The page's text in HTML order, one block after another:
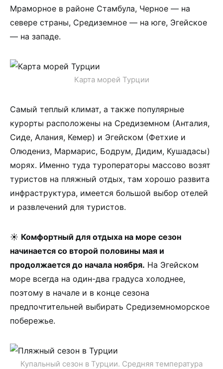
Мраморное в районе Стамбула, Черное — на
севере страны, Средиземное — на юге, Эгейское
— на западе.
Карта морей Турции
Самый теплый климат, а также популярные
курорты расположены на Средиземном (Анталия,
Сиде, Алания, Кемер) и Эгейском (Фетхие и
Олюдениз, Мармарис, Бодрум, Дидим, Кушадасы)
морях. Именно туда туроператоры массово возят
туристов на пляжный отдых, там хорошо развита
инфраструктура, имеется большой выбор отелей
и развлечений для туристов.
☀ Комфортный для отдыха на море сезон
начинается со второй половины мая и
продолжается до начала ноября. На Эгейском
море всегда на один-два градуса холоднее,
поэтому в начале и в конце сезона
предпочтительней выбирать Средиземноморское
побережье.
Купальный сезон в Турции. Средняя температура